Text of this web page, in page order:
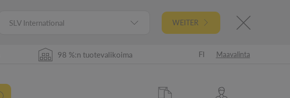
SLV International WEITER
98 %:n tuotevalikoima FI Maavalinta